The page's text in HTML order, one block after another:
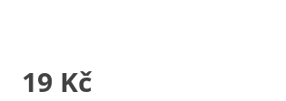
19 Kč